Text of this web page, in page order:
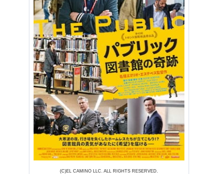
出典:U-NEXTヘルプセンター
(C)EL CAMINO LLC. ALL RIGHTS RESERVED.